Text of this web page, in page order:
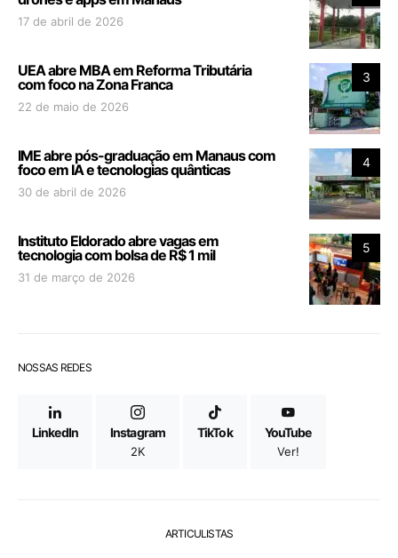
17 de abril de 2026
3
UEA abre MBA em Reforma Tributária
com foco na Zona Franca
22 de maio de 2026
4
IME abre pós-graduação em Manaus com
foco em IA e tecnologias quânticas
30 de abril de 2026
5
Instituto Eldorado abre vagas em
tecnologia com bolsa de R$ 1 mil
31 de março de 2026
NOSSAS REDES
LinkedIn Instagram
2K
TikTok YouTube
Ver!
ARTICULISTAS